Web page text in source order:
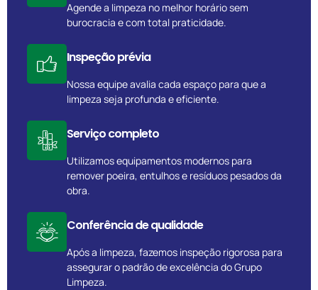
Agende a limpeza no melhor horário sem
burocracia e com total praticidade.
Inspeção prévia
Nossa equipe avalia cada espaço para que a
limpeza seja profunda e eficiente.
Serviço completo
Utilizamos equipamentos modernos para
remover poeira, entulhos e resíduos pesados da
obra.
Conferência de qualidade
Após a limpeza, fazemos inspeção rigorosa para
assegurar o padrão de excelência do Grupo
Limpeza.